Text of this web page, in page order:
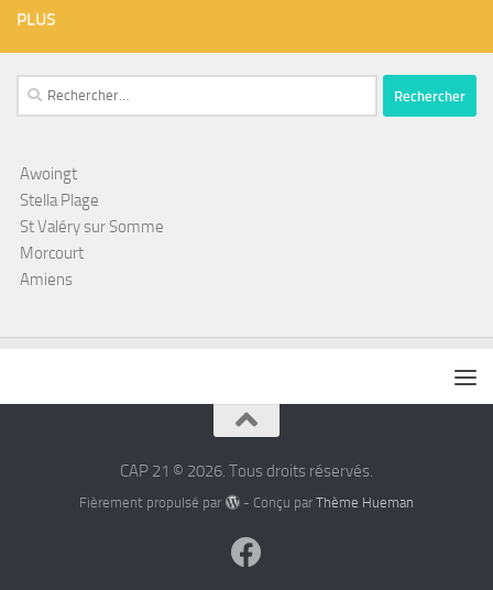
PLUS
Rechercher :
Awoingt
Stella Plage
St Valéry sur Somme
Morcourt
Amiens
CAP 21 © 2026. Tous droits réservés.
Fièrement propulsé par - Conçu par Thème Hueman